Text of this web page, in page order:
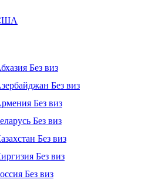
Без виз
Без виз
Без виз
Без виз
Без виз
Без виз
Без виз